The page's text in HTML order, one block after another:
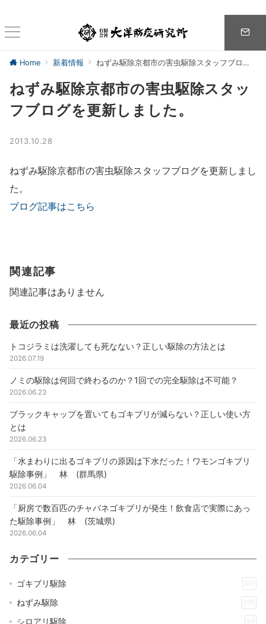
Home 新着情報 ねずみ駆除京都市の害虫駆除スタッフブログを更新しました。
ねずみ駆除京都市の害虫駆除スタッ
フブログを更新しました。
2013.10.28
ねずみ駆除京都市の害虫駆除スタッフブログを更新しまし
た。
ブログ記事はこちら
関連記事
関連記事はありません
最近の投稿
トコジラミは洗濯しても死なない？正しい駆除の方法とは
2026.07.19
ノミの駆除は何回で終わるのか？1回での完全駆除は不可能？
2026.06.23
ブラックキャップを置いてもゴキブリが減らない？正しい使い方
とは
2026.06.23
「水まわりに出るゴキブリの原因は下水だった！ワモンゴキブリ
駆除事例」 林 (群馬県)
2026.06.04
「厨房で数百匹のチャバネゴキブリが発生！飲食店で実際にあっ
た駆除事例」 林 (茨城県)
2026.06.04
カテゴリー
ゴキブリ駆除 231
ねずみ駆除 329
シロアリ駆除 64